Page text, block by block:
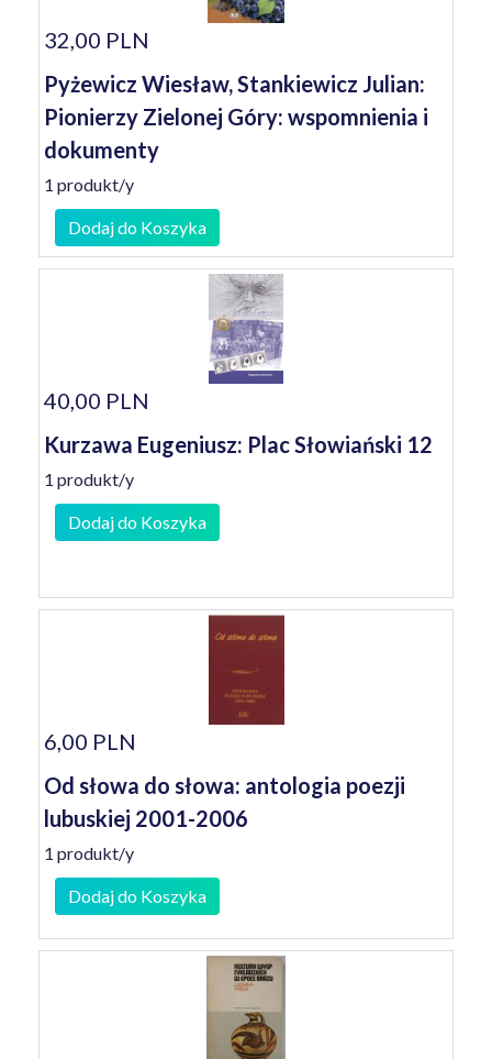
32,00 PLN
Pyżewicz Wiesław, Stankiewicz Julian:
Pionierzy Zielonej Góry: wspomnienia i
dokumenty
1 produkt/y
Dodaj do Koszyka
40,00 PLN
Kurzawa Eugeniusz: Plac Słowiański 12
1 produkt/y
Dodaj do Koszyka
6,00 PLN
Od słowa do słowa: antologia poezji
lubuskiej 2001-2006
1 produkt/y
Dodaj do Koszyka